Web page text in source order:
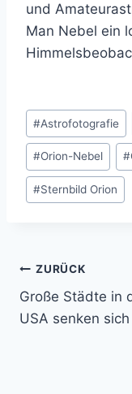
und
Man Nebel ein
Schlagworte:
#Astrofotografie
#Orion-Nebel #
#Sternbild Orion
ZURÜCK
Große Städte in
USA senken